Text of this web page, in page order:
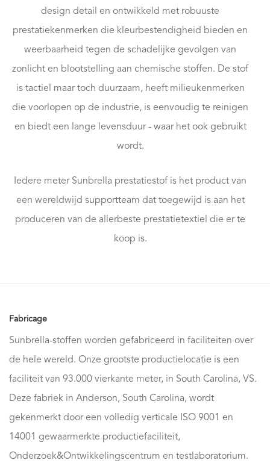
design detail en ontwikkeld met robuuste
prestatiekenmerken die kleurbestendigheid bieden en
weerbaarheid tegen de schadelijke gevolgen van
zonlicht en blootstelling aan chemische stoffen. De stof
is tactiel maar toch duurzaam, heeft milieukenmerken
die voorlopen op de industrie, is eenvoudig te reinigen
en biedt een lange levensduur - waar het ook gebruikt
wordt.
Iedere meter Sunbrella prestatiestof is het product van
een wereldwijd supportteam dat toegewijd is aan het
produceren van de allerbeste prestatietextiel die er te
koop is.
Fabricage
Sunbrella-stoffen worden gefabriceerd in faciliteiten over
de hele wereld. Onze grootste productielocatie is een
faciliteit van 93.000 vierkante meter, in South Carolina, VS.
Deze fabriek in Anderson, South Carolina, wordt
gekenmerkt door een volledig verticale ISO 9001 en
14001 gewaarmerkte productiefaciliteit,
Onderzoek&Ontwikkelingscentrum en testlaboratorium.